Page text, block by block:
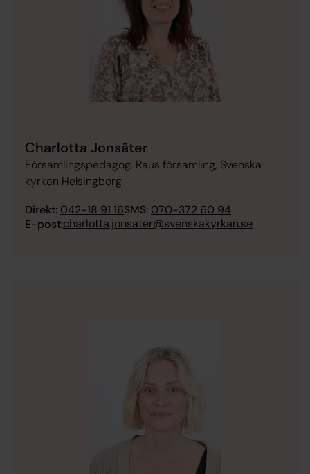
Charlotta Jonsäter
Församlingspedagog, Raus församling, Svenska
kyrkan Helsingborg
Direkt: 042-18 91 16SMS: 070-372 60 94
E-post:charlotta.jonsater@svenskakyrkan.se